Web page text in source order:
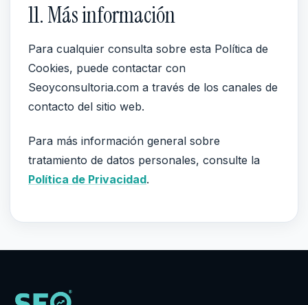
11. Más información
Para cualquier consulta sobre esta Política de
Cookies, puede contactar con
Seoyconsultoria.com a través de los canales de
contacto del sitio web.
Para más información general sobre
tratamiento de datos personales, consulte la
Política de Privacidad.